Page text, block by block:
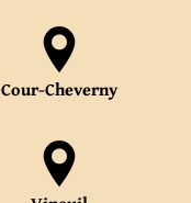
Cour-Cheverny